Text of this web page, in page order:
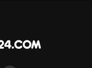
Dan Sucu, se
parlato con